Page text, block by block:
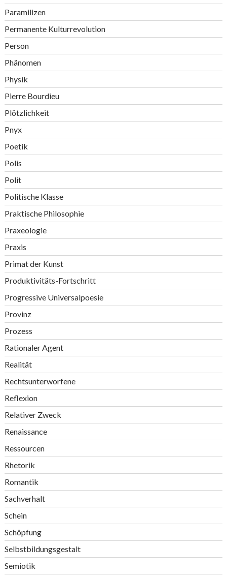
Paramilizen
Permanente Kulturrevolution
Person
Phänomen
Physik
Pierre Bourdieu
Plötzlichkeit
Pnyx
Poetik
Polis
Polit
Politische Klasse
Praktische Philosophie
Praxeologie
Praxis
Primat der Kunst
Produktivitäts-Fortschritt
Progressive Universalpoesie
Provinz
Prozess
Rationaler Agent
Realität
Rechtsunterworfene
Reflexion
Relativer Zweck
Renaissance
Ressourcen
Rhetorik
Romantik
Sachverhalt
Schein
Schöpfung
Selbstbildungsgestalt
Semiotik